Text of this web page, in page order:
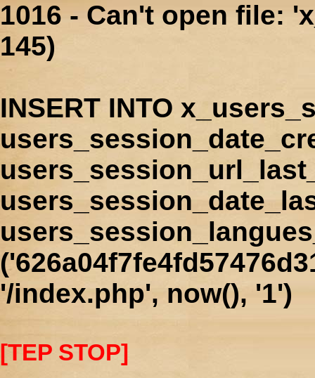
1016 - Can't open file:
145)
INSERT INTO
'/index.php', now(), '1')
[TEP STOP]